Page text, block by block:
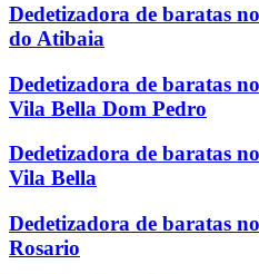
Dedetizadora de baratas
do Atibaia
Dedetizadora de baratas
Vila Bella Dom Pedro
Dedetizadora de baratas
Vila Bella
Dedetizadora de baratas
Rosario